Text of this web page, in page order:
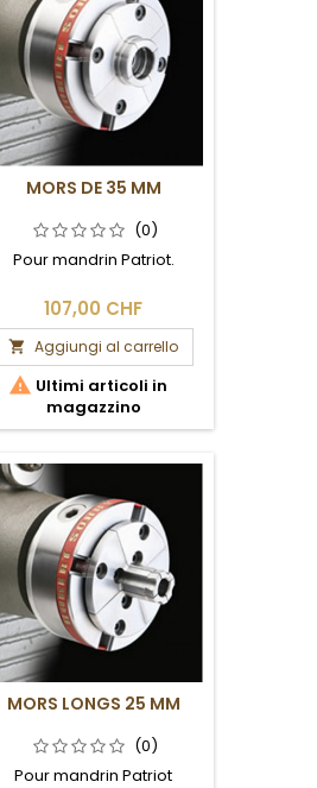
MORS DE 35 MM
(0)
Pour mandrin Patriot.
107,00 CHF
 Aggiungi al carrello
 Ultimi articoli in
magazzino
MORS LONGS 25 MM
(0)
Pour mandrin Patriot